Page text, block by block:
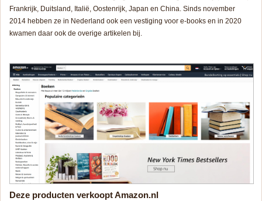
Frankrijk, Duitsland, Italië, Oostenrijk, Japan en China. Sinds november
2014 hebben ze in Nederland ook een vestiging voor e-books en in 2020
kwamen daar ook de overige artikelen bij.
Deze producten verkoopt Amazon.nl